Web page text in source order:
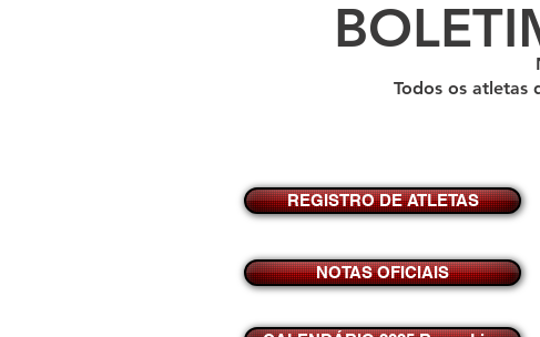
Todos os atletas
REGISTRO DE ATLETAS
NOTAS OFICIAIS